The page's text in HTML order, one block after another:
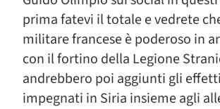
prima fatevi il totale e vedrete
militare francese è poderoso in
con il fortino della Legione
andrebbero poi aggiunti gli
impegnati in Siria insieme agli